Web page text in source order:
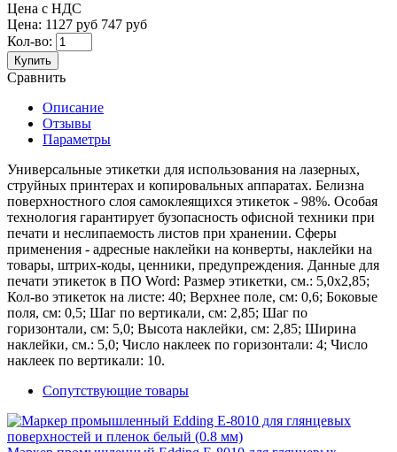
Цена с НДС
Цена: 1127 руб 747 руб
Кол-во:
Купить
Сравнить
Описание
Отзывы
Параметры
Универсальные этикетки для использования на лазерных,
струйных принтерах и копировальных аппаратах. Белизна
поверхностного слоя самоклеящихся этикеток - 98%. Особая
технология гарантирует бузопасность офисной техники при
печати и неслипаемость листов при хранении. Сферы
применения - адресные наклейки на конверты, наклейки на
товары, штрих-коды, ценники, предупреждения. Данные для
печати этикеток в ПО Word: Размер этикетки, см.: 5,0х2,85;
Кол-во этикеток на листе: 40; Верхнее поле, см: 0,6; Боковые
поля, см: 0,5; Шаг по вертикали, см: 2,85; Шаг по
горизонтали, см: 5,0; Высота наклейки, см: 2,85; Ширина
наклейки, см.: 5,0; Число наклеек по горизонтали: 4; Число
наклеек по вертикали: 10.
Сопутствующие товары